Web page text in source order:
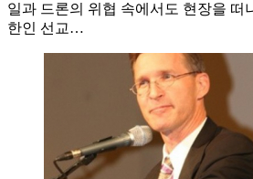
일과 드론의 위협 속에서도 현장을 떠
한인 선교…